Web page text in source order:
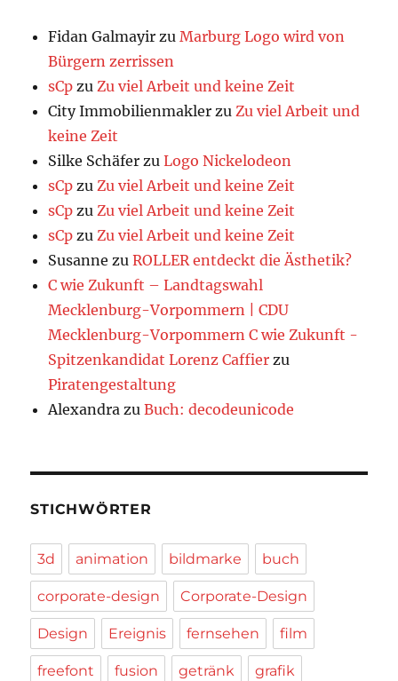
Fidan Galmayir zuMarburg Logo wird von
Bürgern zerrissen
sCp zuZu viel Arbeit und keine Zeit
City Immobilienmakler zuZu viel Arbeit und
keine Zeit
Silke Schäfer zuLogo Nickelodeon
sCp zuZu viel Arbeit und keine Zeit
sCp zuZu viel Arbeit und keine Zeit
sCp zuZu viel Arbeit und keine Zeit
Susanne zuROLLER entdeckt die Ästhetik?
C wie Zukunft – Landtagswahl
Mecklenburg-Vorpommern | CDU
Mecklenburg-Vorpommern C wie Zukunft -
Spitzenkandidat Lorenz Caffier zu
Piratengestaltung
Alexandra zuBuch: decodeunicode
STICHWÖRTER
3d animation bildmarke buch
corporate-design Corporate-Design
Design Ereignis fernsehen film
freefont fusion getränk grafik